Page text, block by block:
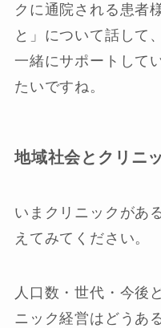
クに通院される患者
と」について話して
一緒にサポートして
たいですね。
地域社会とクリニ
いまクリニックがあ
えてみてください。
人口数・世代・今後
ニック経営はどうあ